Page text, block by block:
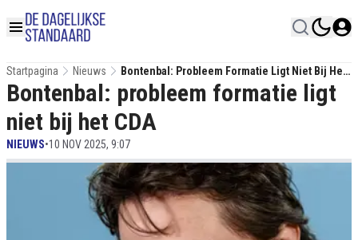
Startpagina Nieuws
Bontenbal: Probleem Formatie Ligt Niet Bij Het
CDA
Bontenbal: probleem formatie ligt
niet bij het CDA
NIEUWS•10 NOV 2025, 9:07